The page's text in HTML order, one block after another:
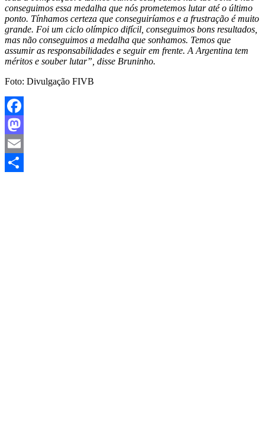
conseguimos essa medalha que nós prometemos lutar até o último
ponto. Tínhamos certeza que conseguiríamos e a frustração é muito
grande. Foi um ciclo olímpico difícil, conseguimos bons resultados,
mas não conseguimos a medalha que sonhamos. Temos que
assumir as responsabilidades e seguir em frente. A Argentina tem
méritos e souber lutar”, disse Bruninho.
Foto: Divulgação FIVB
Facebook
Mastodon
Email